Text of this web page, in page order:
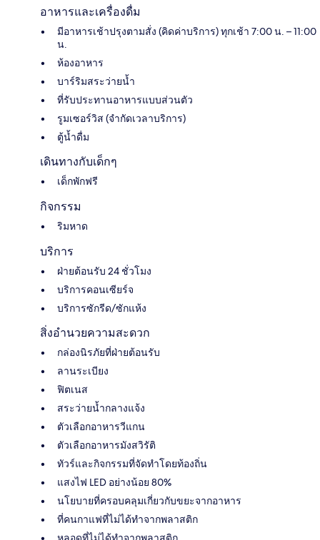
อาหารและเครื่องดื่ม
มีอาหารเช้าปรุงตามสั่ง (คิดค่าบริการ) ทุกเช้า 7:00 น. – 11:00
น.
ห้องอาหาร
บาร์ริมสระว่ายน้ำ
ที่รับประทานอาหารแบบส่วนตัว
รูมเซอร์วิส (จำกัดเวลาบริการ)
ตู้น้ำดื่ม
เดินทางกับเด็กๆ
เด็กพักฟรี
กิจกรรม
ริมหาด
บริการ
ฝ่ายต้อนรับ 24 ชั่วโมง
บริการคอนเซียร์จ
บริการซักรีด/ซักแห้ง
สิ่งอำนวยความสะดวก
กล่องนิรภัยที่ฝ่ายต้อนรับ
ลานระเบียง
ฟิตเนส
สระว่ายน้ำกลางแจ้ง
ตัวเลือกอาหารวีแกน
ตัวเลือกอาหารมังสวิรัติ
ทัวร์และกิจกรรมที่จัดทำโดยท้องถิ่น
แสงไฟ LED อย่างน้อย 80%
นโยบายที่ครอบคลุมเกี่ยวกับขยะจากอาหาร
ที่คนกาแฟที่ไม่ได้ทำจากพลาสติก